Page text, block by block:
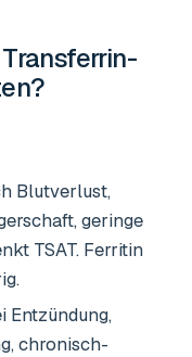
Transferrin-
Blutverlust,
geringe
TSAT. Ferritin
Entzündung,
chronisch-